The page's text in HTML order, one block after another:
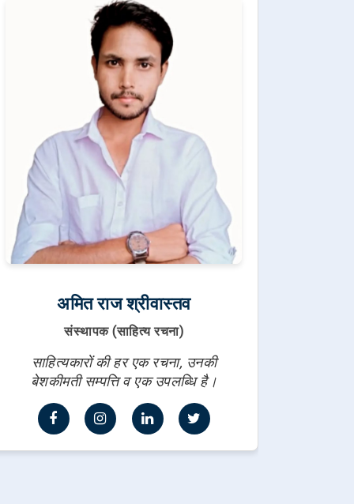
अमित राज श्रीवास्तव
संस्थापक (साहित्य रचना)
साहित्यकारों की हर एक रचना, उनकी
बेशकीमती सम्पत्ति व एक उपलब्धि है।